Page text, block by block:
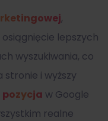
,
lepszych
wyszukiwania, co
stronie i wyższy
pozycja w Google
realne